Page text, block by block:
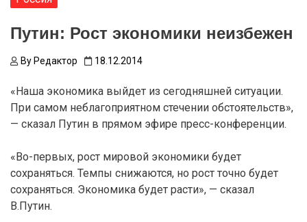
Путин: Рост экономики неизбежен
By Редактор 18.12.2014
«Наша экономика выйдет из сегодняшней ситуации.
При самом неблагоприятном стечении обстоятельств»,
— сказал Путин в прямом эфире пресс-конференции.
«Во-первых, рост мировой экономики будет
сохраняться. Темпы снижаются, но рост точно будет
сохраняться. Экономика будет расти», — сказал
В.Путин.